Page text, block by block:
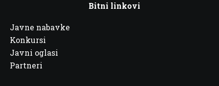
Bitni linkovi
Javne nabavke
Konkursi
Javni oglasi
Partneri